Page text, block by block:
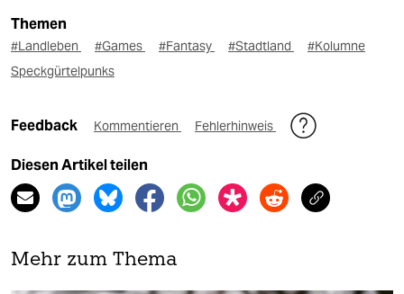
Themen
#Landleben #Games #Fantasy #Stadtland
#Kolumne
Speckgürtelpunks
Feedback Kommentieren Fehlerhinweis
Diesen Artikel teilen
Mehr zum Thema